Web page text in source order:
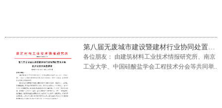
各位朋友： 由建筑材料工业技术情报研究所、南京
工业大学、中国硅酸盐学会工程技术分会等共同举